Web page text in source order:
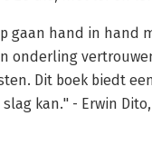
gaan hand in hand
onderling
Dit boek biedt
kan." - Erwin